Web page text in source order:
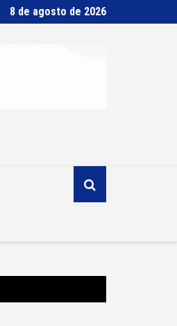
8 de agosto de 2026